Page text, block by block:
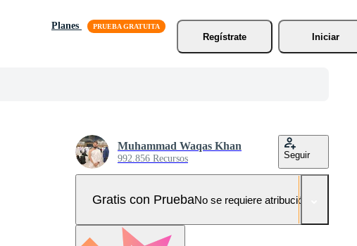
Planes
Regístrate
Iniciar
Muhammad Waqas Khan
992.856 Recursos Seguir
Gratis con PruebaNo se requiere atribución!